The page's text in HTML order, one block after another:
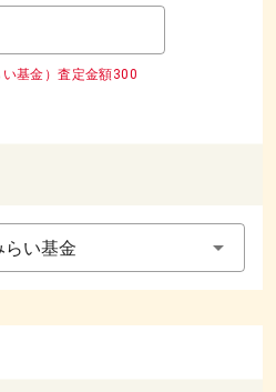
基金）査定金額300
らい基金